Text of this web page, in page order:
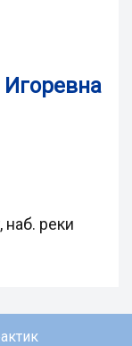
наб. реки